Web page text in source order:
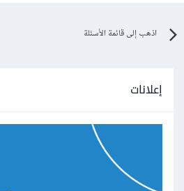
اذهب إلى قائمة الأسئلة
إعلانات